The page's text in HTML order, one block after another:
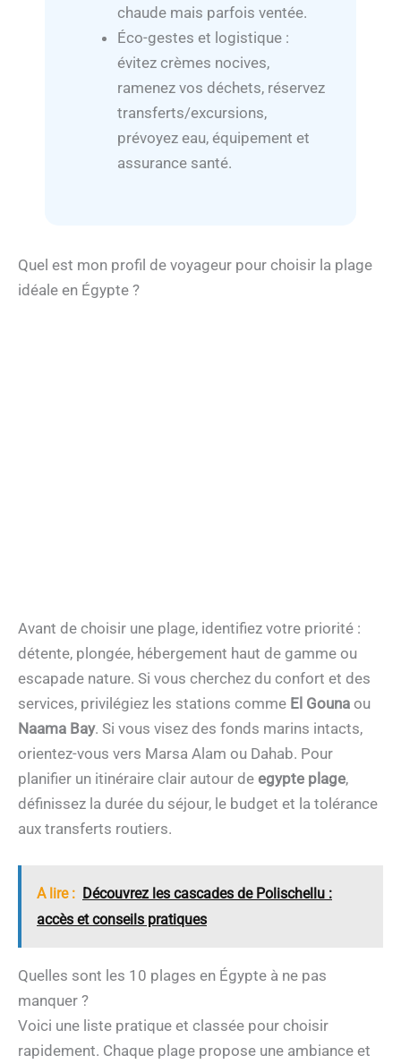
chaude mais parfois ventée.
Éco-gestes et logistique :
évitez crèmes nocives,
ramenez vos déchets, réservez
transferts/excursions,
prévoyez eau, équipement et
assurance santé.
Quel est mon profil de voyageur pour choisir la plage
idéale en Égypte ?
Avant de choisir une plage, identifiez votre priorité :
détente, plongée, hébergement haut de gamme ou
escapade nature. Si vous cherchez du confort et des
services, privilégiez les stations comme El Gouna ou
Naama Bay. Si vous visez des fonds marins intacts,
orientez-vous vers Marsa Alam ou Dahab. Pour
planifier un itinéraire clair autour de egypte plage,
définissez la durée du séjour, le budget et la tolérance
aux transferts routiers.
A lire : Découvrez les cascades de Polischellu :
accès et conseils pratiques
Quelles sont les 10 plages en Égypte à ne pas
manquer ?
Voici une liste pratique et classée pour choisir
rapidement. Chaque plage propose une ambiance et